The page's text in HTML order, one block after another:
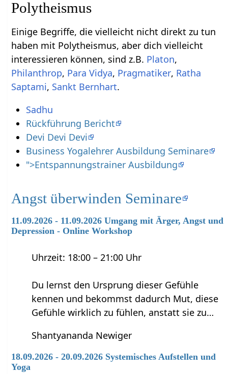
Einige Begriffe, die vielleicht nicht direkt zu tun
haben mit Polytheismus‏‎, aber dich vielleicht
interessieren können, sind z.B.
,
, , , Ratha
,
.
Sadhu
Rückführung Bericht
Devi Devi Devi
Business Yogalehrer Ausbildung Seminare
">Entspannungstrainer Ausbildung
Angst überwinden Seminare
11.09.2026 - 11.09.2026 Umgang mit Ärger, Angst und
Depression - Online Workshop
Uhrzeit: 18:00 – 21:00 Uhr
Du lernst den Ursprung dieser Gefühle
kennen und bekommst dadurch Mut, diese
Gefühle wirklich zu fühlen, anstatt sie zu…
Shantyananda Newiger
18.09.2026 - 20.09.2026 Systemisches Aufstellen und
Yoga